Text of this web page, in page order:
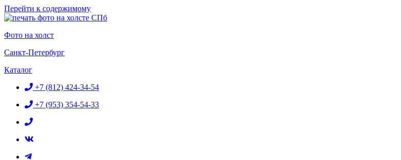
Перейти к содержимому
Фото на холст
Санкт-Петербург
Каталог
+7 (812) 424-34-54
+7 (953) 354-54-33